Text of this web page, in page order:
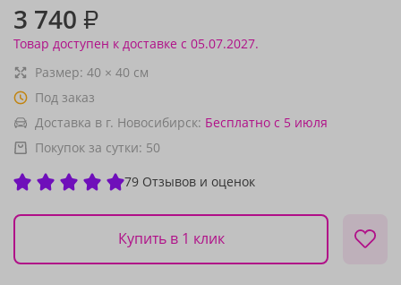
3 740 ₽
Товар доступен к доставке с 05.07.2027.
Размер: 40 × 40 см
Под заказ
Доставка в г. Новосибирск: Бесплатно с 5 июля
Покупок за сутки: 50
79 Отзывов и оценок
Купить в 1 клик